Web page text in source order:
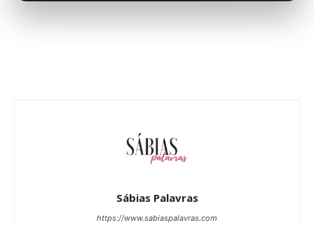
Sábias Palavras
https://www.sabiaspalavras.com